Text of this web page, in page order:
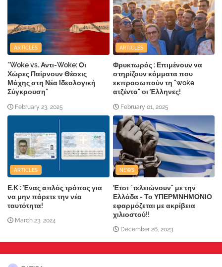
ARTICLES
"Woke vs. Αντι-Woke: Οι
Χώρες Παίρνουν Θέσεις
Μάχης στη Νέα Ιδεολογική
Σύγκρουση"
February 23, 2025
ARTICLES
Φρυκτωρός : Επιμένουν να
στηρίζουν κόμματα που
εκπροσωπούν τη "woke
ατζέντα" οι Έλληνες!
February 01, 2025
ARTICLES
Ε.Κ : Ένας απλός τρόπος για
να μην πάρετε την νέα
ταυτότητα!
March 23, 2024
NEWS
Έτσι "τελειώνουν" με την
Ελλάδα - Το ΥΠΕΡΜΝΗΜΟΝΙΟ
εφαρμόζεται με ακρίβεια
χιλιοστού!!
December 26, 2023